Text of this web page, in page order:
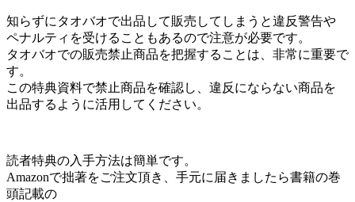
知らずにタオバオで出品して販売してしまうと違反警告や
ペナルティを受けることもあるので注意が必要です。
タオバオでの販売禁止商品を把握することは、非常に重要で
す。
この特典資料で禁止商品を確認し、違反にならない商品を
出品するように活用してください。
読者特典の入手方法は簡単です。
Amazonで拙著をご注文頂き、手元に届きましたら書籍の巻
頭記載の